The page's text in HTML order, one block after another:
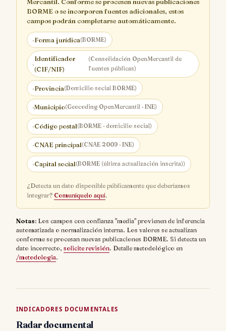
BORME o se incorporen fuentes adicionales, estos
campos podrán completarse automáticamente.
·Forma jurídica(BORME)
·
Identificador
(CIF/NIF)
(Consolidación OpenMercantil de
fuentes públicas)
·Provincia(Domicilio social BORME)
·Municipio(Geocoding OpenMercantil · INE)
·Código postal(BORME · domicilio social)
·CNAE principal(CNAE 2009 · INE)
·Capital social(BORME (última actualización inscrita))
¿Detecta un dato disponible públicamente que deberíamos
integrar? Comuníquelo aquí.
Notas: Los campos con confianza "media" provienen de inferencia
automatizada o normalización interna. Los valores se actualizan
conforme se procesan nuevas publicaciones BORME. Si detecta un
dato incorrecto, solicite revisión. Detalle metodológico en
/metodologia.
INDICADORES DOCUMENTALES
Radar documental